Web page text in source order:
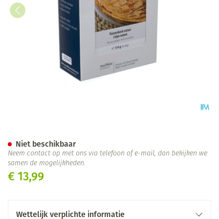
€ 13,99
Niet beschikbaar
Neem contact op met ons via telefoon of e-mail, dan bekijken we
samen de mogelijkheden.
Wettelijk verplichte informatie